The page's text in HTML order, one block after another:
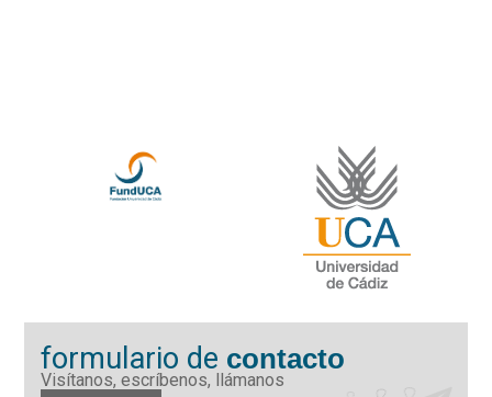
formulario de contacto
Visítanos, escríbenos, llámanos